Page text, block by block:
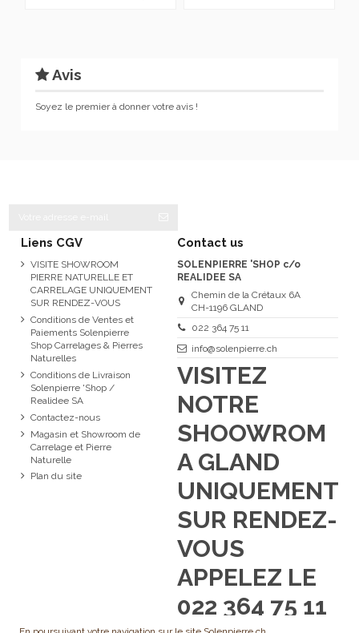
Avis
Soyez le premier à donner votre avis !
Liens CGV
VISITE SHOWROOM
PIERRE NATURELLE ET
CARRELAGE UNIQUEMENT
SUR RENDEZ-VOUS
Conditions de Ventes et
Paiements Solenpierre
Shop Carrelages & Pierres
Naturelles
Conditions de Livraison
Solenpierre 'Shop /
Realidee SA
Contactez-nous
Magasin et Showroom de
Carrelage et Pierre
Naturelle
Plan du site
Contact us
SOLENPIERRE 'SHOP c/o
REALIDEE SA
Chemin de la Crétaux 6A
CH-1196 GLAND
022 364 75 11
info@solenpierre.ch
VISITEZ
NOTRE
SHOOWROM
A GLAND
UNIQUEMENT
SUR RENDEZ-
VOUS
APPELEZ LE
022 364 75 11